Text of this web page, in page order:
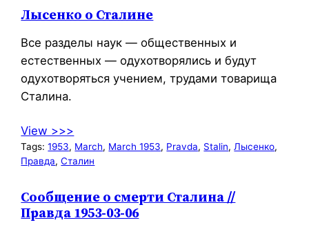
Лысенко о Сталине
Все разделы наук — общественных и
естественных — одухотворялись и будут
одухотворяться учением, трудами товарища
Сталина.
View >>>
Tags:1953, March, March 1953, Pravda, Stalin, Лысенко
Правда, Сталин
Сообщение о смерти Сталина //
Правда 1953-03-06